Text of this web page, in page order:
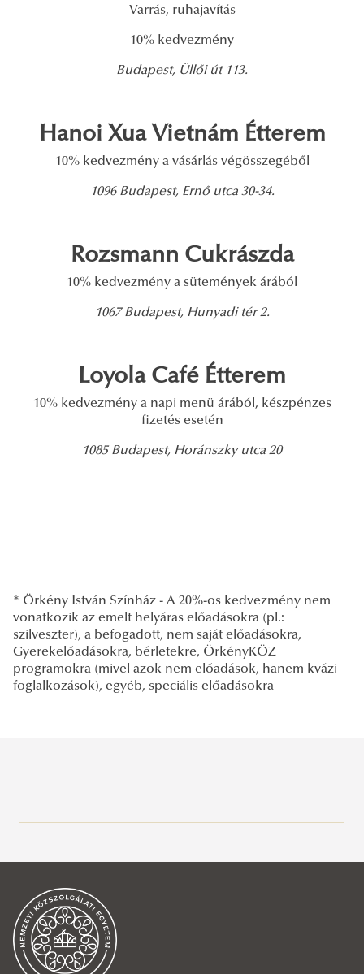
Hallgatóknak
Tanulmányi információk
Tanulmányi kérelmek
Tanulmányi kérelem minták
Neptun rendszerben elérhető kérelmek
Szerződések
Ismertetés a költségviselés formáiról
Tanulmányi tájékoztató
Neptun
Neptun
Neptun pénzügyi útmutatók
Jogorvoslat
Nemzeti Felsőoktatási Ösztöndíj
Partneriskolák
Statisztikák, elemzések
DPR
Általános információk
Oktatói munka hallgatói véleményezése
Alumni Közösség
Alumni
Varrás, ruhajavítás
10% kedvezmény
Budapest, Üllői út 113.
Hanoi Xua Vietnám Étterem
10% kedvezmény a vásárlás végösszegéből
1096 Budapest, Ernő utca 30-34.
Rozsmann Cukrászda
10% kedvezmény a sütemények árából
1067 Budapest, Hunyadi tér 2.
Loyola Café Étterem
10% kedvezmény a napi menü árából, készpénzes
fizetés esetén
1085 Budapest, Horánszky utca 20
* Örkény István Színház - A 20%-os kedvezmény nem
vonatkozik az emelt helyáras előadásokra (pl.:
szilveszter), a befogadott, nem saját előadásokra,
Gyerekelőadásokra, bérletekre, ÖrkényKÖZ
programokra (mivel azok nem előadások, hanem kvázi
foglalkozások), egyéb, speciális előadásokra